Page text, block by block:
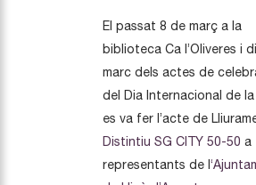
El passat 8 de març a la
biblioteca Ca l’Oliveres i
marc dels actes de
del Dia Internacional de la
es va fer l’acte de
Distintiu SG CITY 50-50 a
representants de l